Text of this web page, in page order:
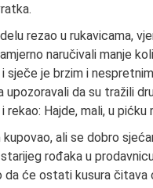
rezao u rukavicama,
naručivali manje
sječe je brzim i
da su tražili
Hajde, mali, u pićku
ali se dobro
rođaka u
će ostati kusura